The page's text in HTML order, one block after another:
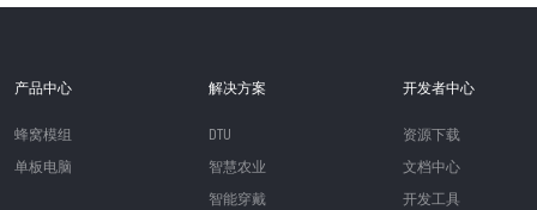
产品中心
蜂窝模组
单板电脑
解决方案
DTU
智慧农业
智能穿戴
开发者中心
资源下载
文档中心
开发工具